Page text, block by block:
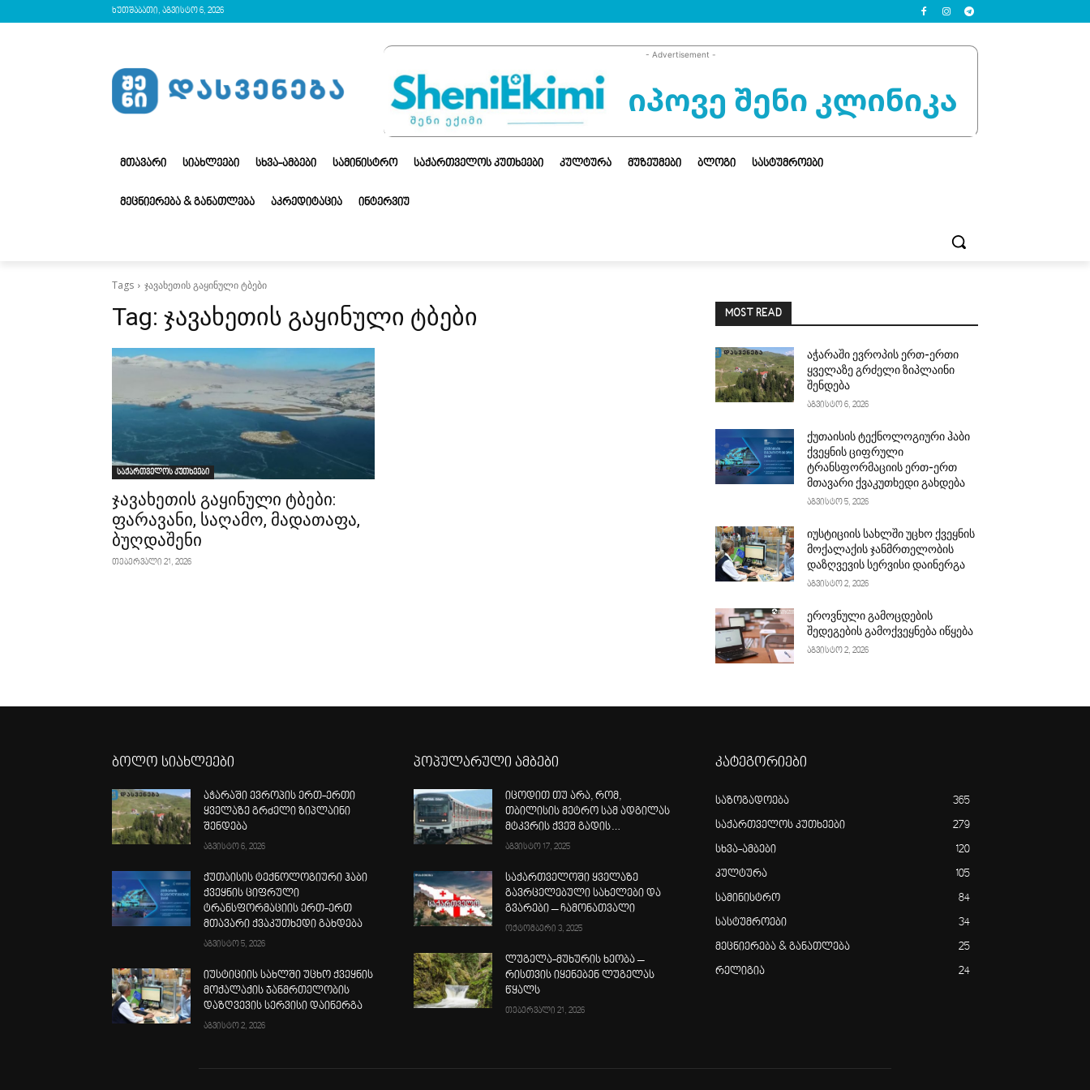
ხუთშაბათი, აგვისტო 6, 2026
- Advertisement -
ᲛᲗᲐᲕᲐᲠᲘ ᲡᲘᲐᲮᲚᲔᲔᲑᲘ ᲡᲮᲕᲐ-ᲐᲛᲑᲔᲑᲘ ᲡᲐᲛᲘᲜᲘᲡᲢᲠᲝ ᲡᲐᲥᲐᲠᲗᲕᲔᲚᲝᲡ ᲙᲣᲗᲮᲔᲔᲑᲘ ᲙᲣᲚᲢᲣᲠᲐ ᲛᲣᲖᲔᲣᲛᲔᲑᲘ ᲑᲚᲝᲒᲘ ᲡᲐᲡᲢᲣᲛᲠᲝᲔᲑᲘ
ᲛᲔᲪᲜᲘᲔᲠᲔᲑᲐ & ᲒᲐᲜᲐᲗᲚᲔᲑᲐ ᲐᲙᲠᲔᲓᲘᲢᲐᲪᲘᲐ ᲘᲜᲢᲔᲠᲕᲘᲣ
Tags ჯავახეთის გაყინული ტბები
Tag: ჯავახეთის გაყინული ტბები
საქართველოს კუთხეები
ჯავახეთის გაყინული ტბები:
ფარავანი, საღამო, მადათაფა,
ბუღდაშენი
თებერვალი 21, 2026
MOST READ
აჭარაში ევროპის ერთ-ერთი
ყველაზე გრძელი ზიპლაინი
შენდება
აგვისტო 6, 2026
ქუთაისის ტექნოლოგიური ჰაბი
ქვეყნის ციფრული
ტრანსფორმაციის ერთ-ერთ
მთავარი ქვაკუთხედი გახდება
აგვისტო 5, 2026
იუსტიციის სახლში უცხო ქვეყნის
მოქალაქის ჯანმრთელობის
დაზღვევის სერვისი დაინერგა
აგვისტო 2, 2026
ეროვნული გამოცდების
შედეგების გამოქვეყნება იწყება
აგვისტო 2, 2026
ბოლო სიახლეები
აჭარაში ევროპის ერთ-ერთი
ყველაზე გრძელი ზიპლაინი
შენდება
აგვისტო 6, 2026
ქუთაისის ტექნოლოგიური ჰაბი
ქვეყნის ციფრული
ტრანსფორმაციის ერთ-ერთ
მთავარი ქვაკუთხედი გახდება
აგვისტო 5, 2026
იუსტიციის სახლში უცხო ქვეყნის
მოქალაქის ჯანმრთელობის
დაზღვევის სერვისი დაინერგა
აგვისტო 2, 2026
პოპულარული ამბები
იცოდით თუ არა, რომ,
თბილისის მეტრო სამ ადგილას
მტკვრის ქვეშ გადის…
აგვისტო 17, 2025
საქართველოში ყველაზე
გავრცელებული სახელები და
გვარები – ჩამონათვალი
ოქტომბერი 3, 2025
ლუგელა-მუხურის ხეობა –
რისთვის იყენებენ ლუგელას
წყალს
თებერვალი 21, 2026
კატეგორიები
საზოგადოება 365
საქართველოს კუთხეები 279
სხვა-ამბები 120
კულტურა 105
სამინისტრო 84
სასტუმროები 34
მეცნიერება & განათლება 25
რელიგია 24